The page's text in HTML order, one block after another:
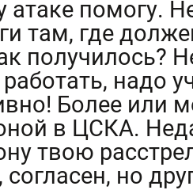
атаке помогу.
там, где
получилось?
надо
Более или
в ЦСКА.
твою
но